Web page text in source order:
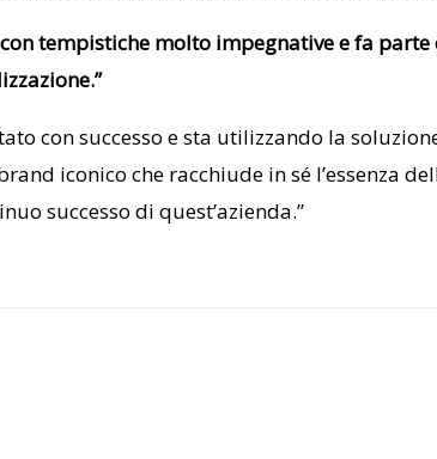
tempistiche molto impegnative e fa parte
con successo e sta utilizzando la
iconico che racchiude in sé l’essenza
successo di quest’azienda.”